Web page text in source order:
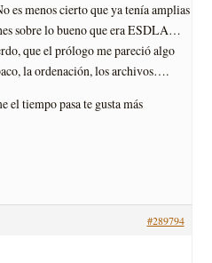
es menos cierto que ya tení­a amplias
sobre lo bueno que era ESDLA…
que el prólogo me pareció algo
la ordenación, los archivos….
el tiempo pasa te gusta más
#289794